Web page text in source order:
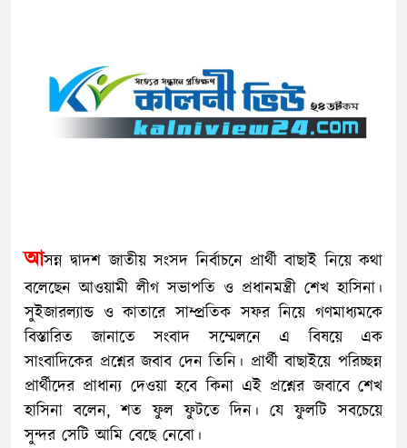
আসন্ন দ্বাদশ জাতীয় সংসদ নির্বাচনে প্রার্থী বাছাই নিয়ে কথা
বলেছেন আওয়ামী লীগ সভাপতি ও প্রধানমন্ত্রী শেখ হাসিনা।
সুইজারল্যান্ড ও কাতারে সাম্প্রতিক সফর নিয়ে গণমাধ্যমকে
বিস্তারিত জানাতে সংবাদ সম্মেলনে এ বিষয়ে এক
সাংবাদিকের প্রশ্নের জবাব দেন তিনি। প্রার্থী বাছাইয়ে পরিচ্ছন্ন
প্রার্থীদের প্রাধান্য দেওয়া হবে কিনা এই প্রশ্নের জবাবে শেখ
হাসিনা বলেন, শত ফুল ফুটতে দিন। যে ফুলটি সবচেয়ে
সুন্দর সেটি আমি বেছে নেবো।